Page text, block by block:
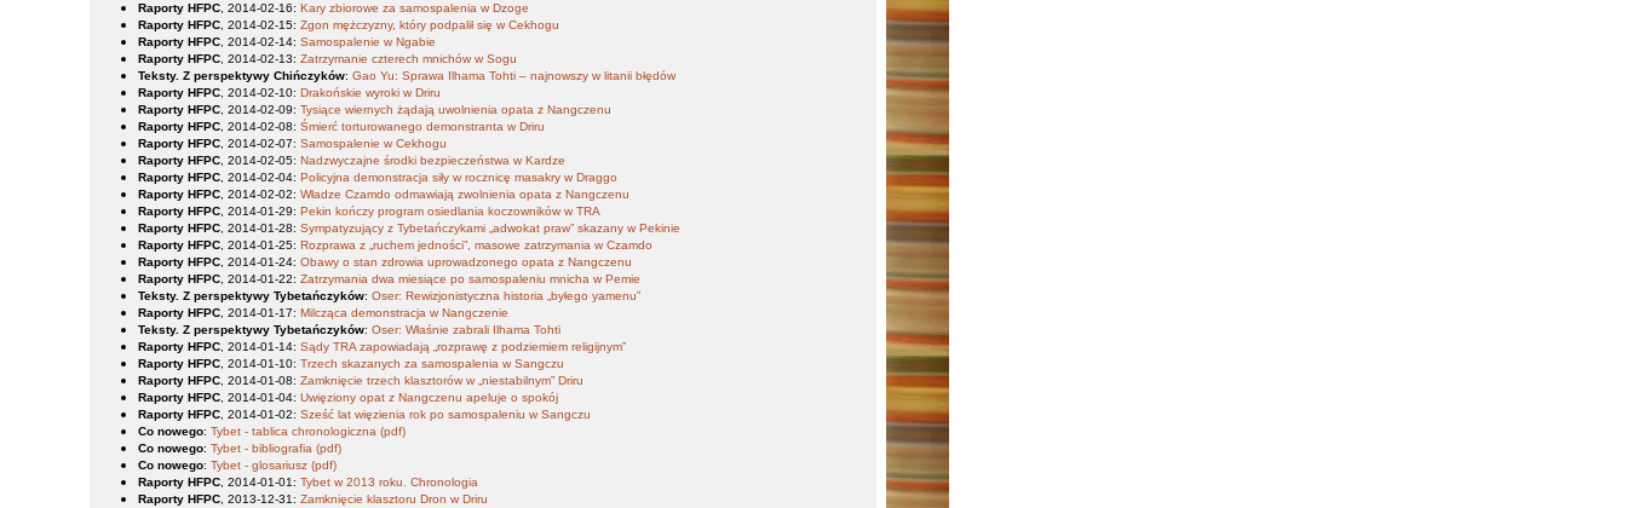
Raporty HFPC , 2014-02-16:Kary zbiorowe za samospalenia w Dzoge
Raporty HFPC , 2014-02-15:Zgon mężczyzny, który podpalił się w Cekhogu
Raporty HFPC , 2014-02-14:Samospalenie w Ngabie
Raporty HFPC , 2014-02-13:Zatrzymanie czterech mnichów w Sogu
Teksty. Z perspektywy Chińczyków:Gao Yu: Sprawa Ilhama Tohti – najnowszy w litanii błędów
Raporty HFPC , 2014-02-10:Drakońskie wyroki w Driru
Raporty HFPC , 2014-02-09:Tysiące wiernych żądają uwolnienia opata z Nangczenu
Raporty HFPC , 2014-02-08:Śmierć torturowanego demonstranta w Driru
Raporty HFPC , 2014-02-07:Samospalenie w Cekhogu
Raporty HFPC , 2014-02-05:Nadzwyczajne środki bezpieczeństwa w Kardze
Raporty HFPC , 2014-02-04:Policyjna demonstracja siły w rocznicę masakry w Draggo
Raporty HFPC , 2014-02-02:Władze Czamdo odmawiają zwolnienia opata z Nangczenu
Raporty HFPC , 2014-01-29:Pekin kończy program osiedlania koczowników w TRA
Raporty HFPC , 2014-01-28:Sympatyzujący z Tybetańczykami „adwokat praw” skazany w Pekinie
Raporty HFPC , 2014-01-25:Rozprawa z „ruchem jedności”, masowe zatrzymania w Czamdo
Raporty HFPC , 2014-01-24:Obawy o stan zdrowia uprowadzonego opata z Nangczenu
Raporty HFPC , 2014-01-22:Zatrzymania dwa miesiące po samospaleniu mnicha w Pemie
Teksty. Z perspektywy Tybetańczyków:Oser: Rewizjonistyczna historia „byłego yamenu”
Raporty HFPC , 2014-01-17:Milcząca demonstracja w Nangczenie
Teksty. Z perspektywy Tybetańczyków:Oser: Właśnie zabrali Ilhama Tohti
Raporty HFPC , 2014-01-14:Sądy TRA zapowiadają „rozprawę z podziemiem religijnym”
Raporty HFPC , 2014-01-10:Trzech skazanych za samospalenia w Sangczu
Raporty HFPC , 2014-01-08:Zamknięcie trzech klasztorów w „niestabilnym” Driru
Raporty HFPC , 2014-01-04:Uwięziony opat z Nangczenu apeluje o spokój
Raporty HFPC , 2014-01-02:Sześć lat więzienia rok po samospaleniu w Sangczu
Co nowego:Tybet - tablica chronologiczna (pdf)
Co nowego:Tybet - bibliografia (pdf)
Co nowego:Tybet - glosariusz (pdf)
Raporty HFPC , 2014-01-01 :Tybet w 2013 roku. Chronologia
Raporty HFPC , 2013-12-31 :Zamknięcie klasztoru Dron w Driru